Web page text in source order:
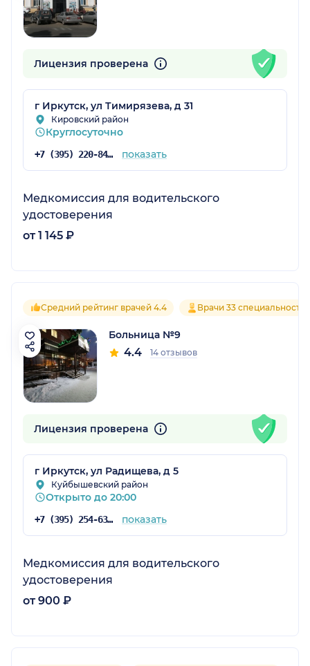
Лицензия проверена
г Иркутск, ул Тимирязева, д 31
Кировский район
Круглосуточно
+7 (395) 220-84-15 показать
Медкомиссия для водительского
удостоверения
от 1 145 ₽
Средний рейтинг врачей 4.4 Врачи 33
Больница №9
4.4 14 отзывов
Лицензия проверена
г Иркутск, ул Радищева, д 5
Куйбышевский район
Открыто до 20:00
+7 (395) 254-63-03 показать
Медкомиссия для водительского
удостоверения
от 900 ₽